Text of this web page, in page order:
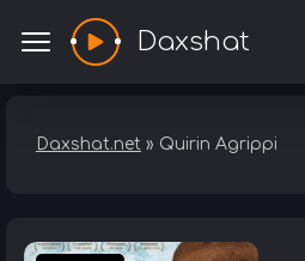
Daxshat
Daxshat.net » Quirin Agrippi